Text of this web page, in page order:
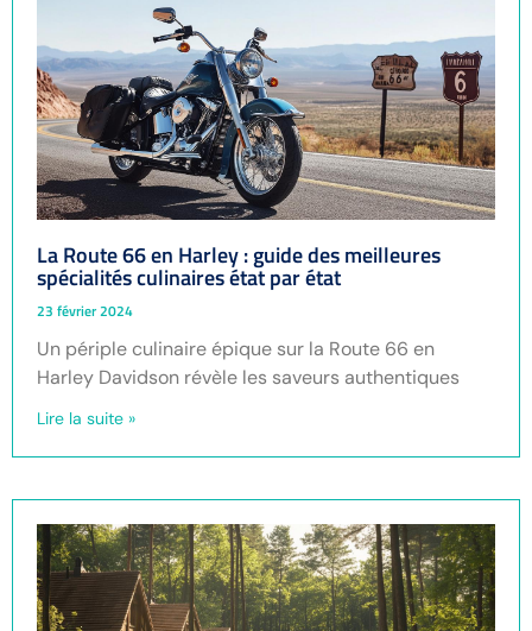
La Route 66 en Harley : guide des meilleures
spécialités culinaires état par état
23 février 2024
Un périple culinaire épique sur la Route 66 en
Harley Davidson révèle les saveurs authentiques
Lire la suite »